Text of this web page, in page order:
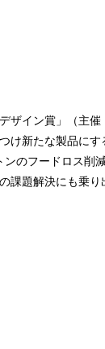
ザイン賞」（主
け新たな製品に
のフードロス削
題解決にも乗り